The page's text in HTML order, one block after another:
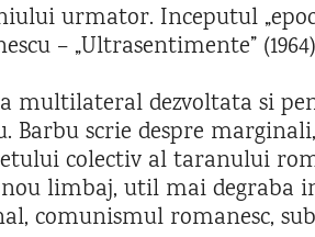
urmator. Inceputul
– „Ultrasentimente”
multilateral dezvoltata si
Barbu scrie despre
colectiv al taranului
nou limbaj, util mai degraba
comunismul romanesc, sub